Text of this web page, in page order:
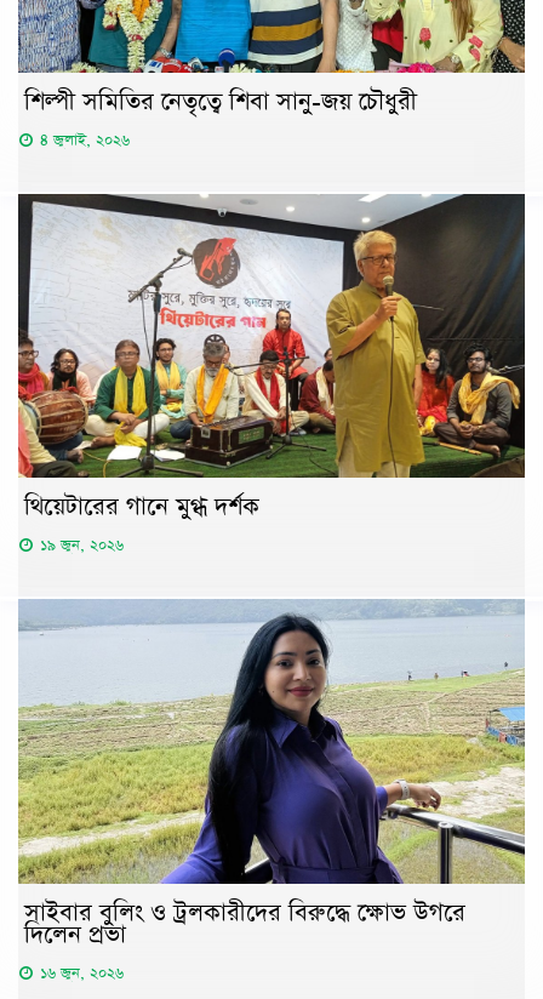
শিল্পী সমিতির নেতৃত্বে শিবা সানু-জয় চৌধুরী
৪ জুলাই, ২০২৬
থিয়েটারের গানে মুগ্ধ দর্শক
১৯ জুন, ২০২৬
সাইবার বুলিং ও ট্রলকারীদের বিরুদ্ধে ক্ষোভ উগরে
দিলেন প্রভা
১৬ জুন, ২০২৬